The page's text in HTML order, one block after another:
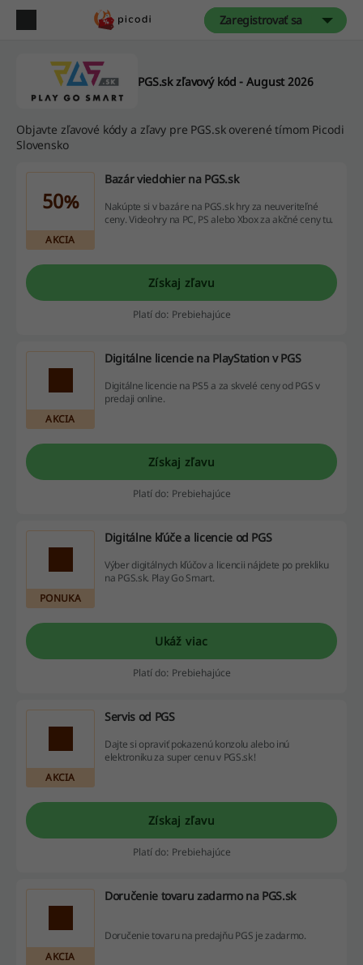
Zaregistrovať sa
PGS.sk zľavový kód - August 2026
Objavte zľavové kódy a zľavy pre PGS.sk overené tímom Picodi
Slovensko
50%
AKCIA
Bazár viedohier na PGS.sk
Nakúpte si v bazáre na PGS.sk hry za neuveriteľné
ceny. Videohry na PC, PS alebo Xbox za akčné ceny tu.
Získaj zľavu
Platí do: Prebiehajúce
AKCIA
Digitálne licencie na PlayStation v PGS
Digitálne licencie na PS5 a za skvelé ceny od PGS v
predaji online.
Získaj zľavu
Platí do: Prebiehajúce
PONUKA
Digitálne kľúče a licencie od PGS
Výber digitálnych kľúčov a licencii nájdete po prekliku
na PGS.sk. Play Go Smart.
Ukáž viac
Platí do: Prebiehajúce
AKCIA
Servis od PGS
Dajte si opraviť pokazenú konzolu alebo inú
elektroniku za super cenu v PGS.sk!
Získaj zľavu
Platí do: Prebiehajúce
AKCIA
Doručenie tovaru zadarmo na PGS.sk
Doručenie tovaru na predajňu PGS je zadarmo.